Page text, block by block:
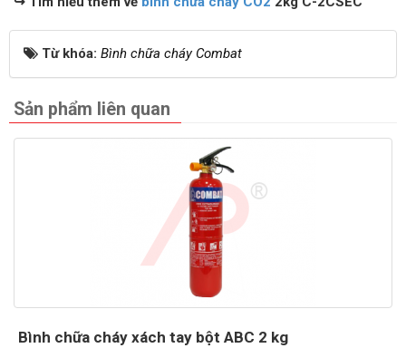
Từ khóa: Bình chữa cháy Combat
Sản phẩm liên quan
Bình chữa cháy xách tay bột ABC 2 kg